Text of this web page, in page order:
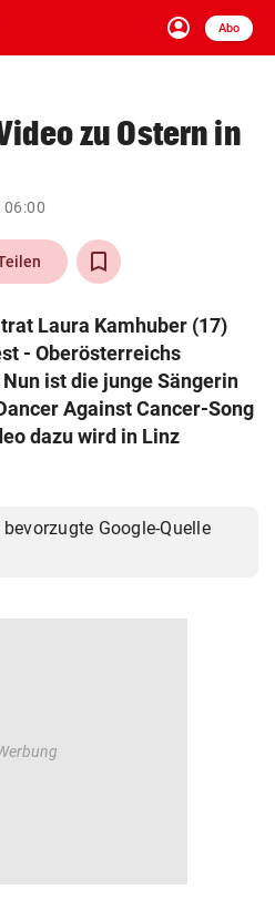
account_circle
Anmelden
Abo
close Schließen
arrow_right
Co KG 2026
zu Ostern in
Laura Kamhuber (17)
- Oberösterreichs
ist die junge Sängerin
Against Cancer-Song
dazu wird in Linz
Google-Quelle